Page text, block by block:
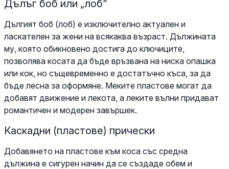
Дълъг боб или „лоб“
Дългият боб (лоб) е изключително актуален и
ласкателен за жени на всякаква възраст. Дължината
му, която обикновено достига до ключиците,
позволява косата да бъде връзвана на ниска опашка
или кок, но същевременно е достатъчно къса, за да
бъде лесна за оформяне. Меките пластове могат да
добавят движение и лекота, а леките вълни придават
романтичен и модерен завършек.
Каскадни (пластове) прически
Добавянето на пластове към коса със средна
дължина е сигурен начин да се създаде обем и